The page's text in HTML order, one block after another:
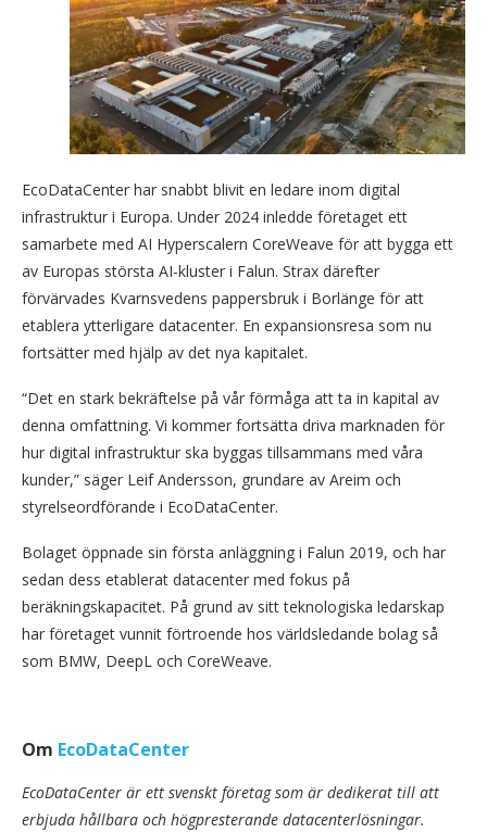
EcoDataCenter har snabbt blivit en ledare inom digital
infrastruktur i Europa. Under 2024 inledde företaget ett
samarbete med AI Hyperscalern CoreWeave för att bygga ett
av Europas största AI-kluster i Falun. Strax därefter
förvärvades Kvarnsvedens pappersbruk i Borlänge för att
etablera ytterligare datacenter. En expansionsresa som nu
fortsätter med hjälp av det nya kapitalet.
“Det en stark bekräftelse på vår förmåga att ta in kapital av
denna omfattning. Vi kommer fortsätta driva marknaden för
hur digital infrastruktur ska byggas tillsammans med våra
kunder,” säger Leif Andersson, grundare av Areim och
styrelseordförande i EcoDataCenter.
Bolaget öppnade sin första anläggning i Falun 2019, och har
sedan dess etablerat datacenter med fokus på
beräkningskapacitet. På grund av sitt teknologiska ledarskap
har företaget vunnit förtroende hos världsledande bolag så
som BMW, DeepL och CoreWeave.
Om EcoDataCenter
EcoDataCenter är ett svenskt företag som är dedikerat till att
erbjuda hållbara och högpresterande datacenterlösningar.